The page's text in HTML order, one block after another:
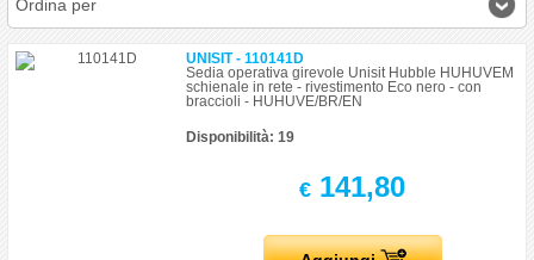
Ordina per
UNISIT - 110141D
Sedia operativa girevole Unisit Hubble HUHUVEM
schienale in rete - rivestimento Eco nero - con
braccioli - HUHUVE/BR/EN
Disponibilità: 19
€ 141,80